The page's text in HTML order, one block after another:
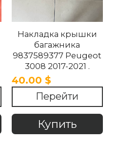
Накладка крышки
багажника
9837589377 Peugeot
3008 2017-2021 .
40.00 $
Перейти
Купить